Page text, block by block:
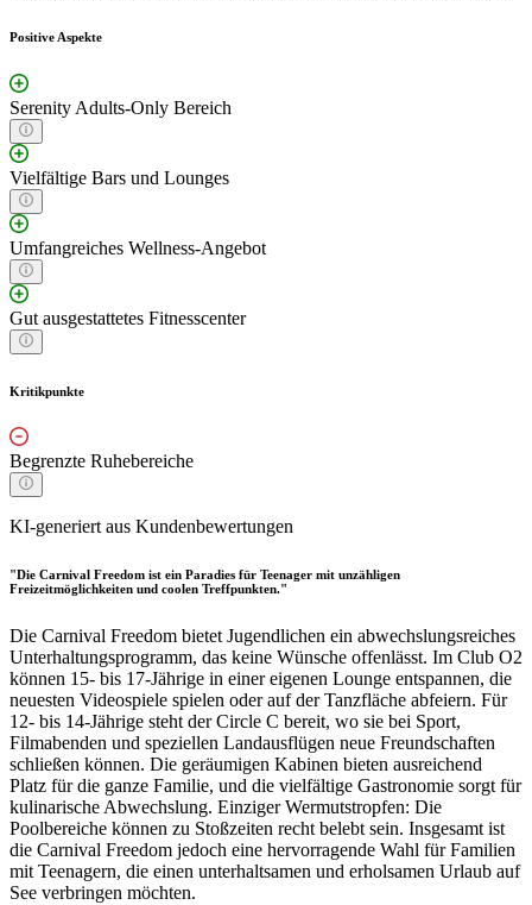
Positive Aspekte
Serenity Adults-Only Bereich
Vielfältige Bars und Lounges
Umfangreiches Wellness-Angebot
Gut ausgestattetes Fitnesscenter
Kritikpunkte
Begrenzte Ruhebereiche
KI-generiert aus Kundenbewertungen
"Die Carnival Freedom ist ein Paradies für Teenager mit unzähligen
Freizeitmöglichkeiten und coolen Treffpunkten."
Die Carnival Freedom bietet Jugendlichen ein abwechslungsreiches
Unterhaltungsprogramm, das keine Wünsche offenlässt. Im Club O2
können 15- bis 17-Jährige in einer eigenen Lounge entspannen, die
neuesten Videospiele spielen oder auf der Tanzfläche abfeiern. Für
12- bis 14-Jährige steht der Circle C bereit, wo sie bei Sport,
Filmabenden und speziellen Landausflügen neue Freundschaften
schließen können. Die geräumigen Kabinen bieten ausreichend
Platz für die ganze Familie, und die vielfältige Gastronomie sorgt für
kulinarische Abwechslung. Einziger Wermutstropfen: Die
Poolbereiche können zu Stoßzeiten recht belebt sein. Insgesamt ist
die Carnival Freedom jedoch eine hervorragende Wahl für Familien
mit Teenagern, die einen unterhaltsamen und erholsamen Urlaub auf
See verbringen möchten.